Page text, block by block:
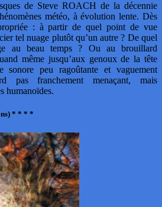
de Steve ROACH de la décennie
météo, à évolution lente. Dès
: à partir de quel point de vue
tel nuage plutôt qu’un autre ? De quel
au beau temps ? Ou au brouillard
même jusqu’aux genoux de la tête
sonore peu ragoûtante et vaguement
pas franchement menaçant, mais
humanoïdes.
* * * *